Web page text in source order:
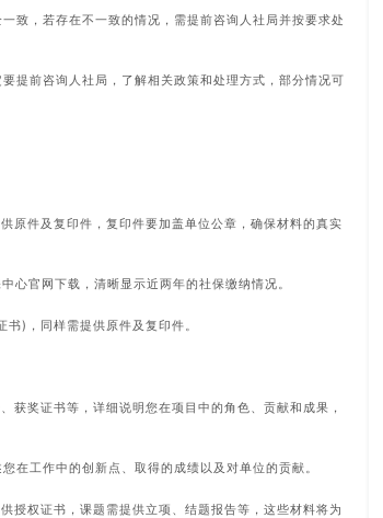
致，若存在不一致的情况，需提前咨询人社局并按要求处
提前咨询人社局，了解相关政策和处理方式，部分情况可
原件及复印件，复印件要加盖单位公章，确保材料的真实
官网下载，清晰显示近两年的社保缴纳情况。
)，同样需提供原件及复印件。
获奖证书等，详细说明您在项目中的角色、贡献和成果，
在工作中的创新点、取得的成绩以及对单位的贡献。
授权证书，课题需提供立项、结题报告等，这些材料将为